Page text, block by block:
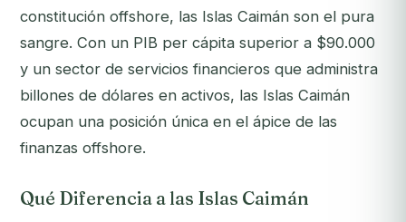
constitución offshore, las Islas Caimán son el pura
sangre. Con un PIB per cápita superior a $90.000
y un sector de servicios financieros que administra
billones de dólares en activos, las Islas Caimán
ocupan una posición única en el ápice de las
finanzas offshore.
Qué Diferencia a las Islas Caimán